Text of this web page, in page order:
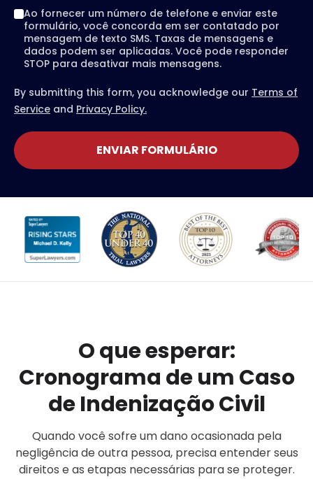
Ao fornecer um número de telefone e enviar este
formulário, você concorda em ser contatado por
mensagem de texto SMS. Taxas de mensagens e
dados podem ser aplicadas. Você pode responder
STOP para desativar mais mensagens.
By submitting this form, you acknowledge our Terms of
Service and Privacy Policy.
ENVIAR FORMULÁRIO
O que esperar:
Cronograma de um Caso
de Indenização Civil
Quando você sofre um dano ocasionada pela
negligência de outra pessoa, precisa entender seus
direitos e as etapas necessárias para se proteger.